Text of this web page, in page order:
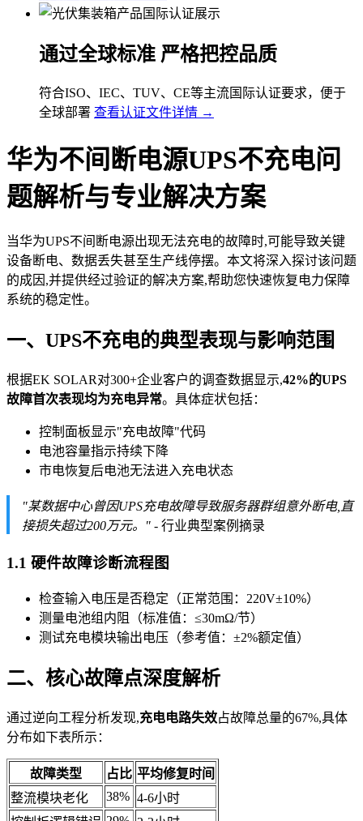
通过全球标准 严格把控品质
符合ISO、IEC、TUV、CE等主流国际认证要求，便于
全球部署 查看认证文件详情 →
华为不间断电源UPS不充电问
题解析与专业解决方案
当华为UPS不间断电源出现无法充电的故障时,可能导致关键
设备断电、数据丢失甚至生产线停摆。本文将深入探讨该问题
的成因,并提供经过验证的解决方案,帮助您快速恢复电力保障
系统的稳定性。
一、UPS不充电的典型表现与影响范围
根据EK SOLAR对300+企业客户的调查数据显示,42%的UPS
故障首次表现均为充电异常。具体症状包括：
控制面板显示"充电故障"代码
电池容量指示持续下降
市电恢复后电池无法进入充电状态
"某数据中心曾因UPS充电故障导致服务器群组意外断电,直
接损失超过200万元。" - 行业典型案例摘录
1.1 硬件故障诊断流程图
检查输入电压是否稳定（正常范围：220V±10%）
测量电池组内阻（标准值：≤30mΩ/节）
测试充电模块输出电压（参考值：±2%额定值）
二、核心故障点深度解析
通过逆向工程分析发现,充电电路失效占故障总量的67%,具体
分布如下表所示：
故障类型 占比 平均修复时间
整流模块老化
38% 4-6小时